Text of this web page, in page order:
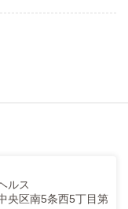
ルス
央区南5条西5丁目第